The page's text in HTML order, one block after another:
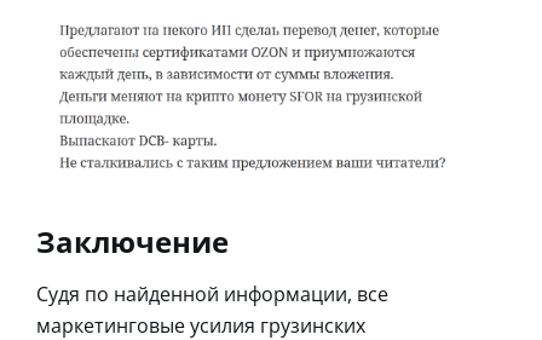
Заключение
Судя по найденной информации, все
маркетинговые усилия грузинских